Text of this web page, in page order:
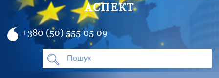
АСПЕКТ
+380 (50) 555 05 09